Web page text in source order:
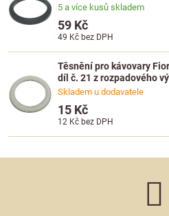
5 a více kusů skladem
59 Kč
49 Kč bez DPH
Těsnění pro kávovary
díl č. 21 z rozpadového
Skladem u dodavatele
15 Kč
12 Kč bez DPH